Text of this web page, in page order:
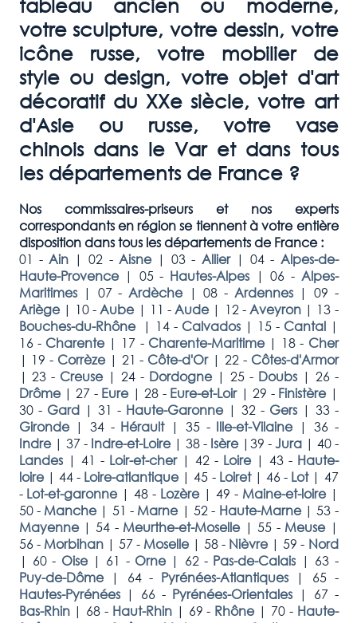
votre sculpture, votre dessin, votre
icône russe, votre mobilier de
style ou design, votre objet d'art
décoratif du XXe siècle, votre art
d'Asie ou russe, votre vase
chinois dans le Var et dans tous
les départements de France ?
Nos commissaires-priseurs et nos experts
correspondants en région se tiennent à votre entière
disposition dans tous les départements de France :
01 - Ain| 02 - Aisne| 03 - Allier| 04 - Alpes-de-
Haute-Provence | 05 - Hautes-Alpes |06 - Alpes-
Maritimes | 07 -Ardèche |08 - Ardennes | 09 -
Ariège | 10 -Aube | 11 -Aude | 12 -Aveyron | 13 -
Bouches-du-Rhône
| 14 - Calvados | 15 - Cantal |
16 - Charente | 17 - Charente-Maritime | 18 - Cher
| 19 - Corrèze | 21 - Côte-d'Or | 22 - Côtes-d'Armor
|23 - Creuse |24 - Dordogne | 25 - Doubs | 26 -
Drôme |27 - Eure |28 - Eure-et-Loir |29 - Finistère |
30 - Gard | 31 - Haute-Garonne | 32 - Gers | 33 -
Gironde | 34 - Hérault | 35 - Ille-et-Vilaine | 36 -
Indre | 37 - Indre-et-Loire | 38 - Isère | 39 -Jura | 40 -
Landes | 41 - Loir-et-cher | 42 - Loire | 43 - Haute-
loire | 44 - Loire-atlantique |45 - Loiret |46 - Lot | 47
- Lot-et-garonne | 48 - Lozère | 49 - Maine-et-loire |
50 - Manche | 51 - Marne | 52 - Haute-Marne |53 -
Mayenne |54 - Meurthe-et-Moselle |55 - Meuse |
56 - Morbihan | 57 - Moselle | 58 - Nièvre |59 - Nord
| 60 - Oise | 61 - Orne | 62 - Pas-de-Calais | 63 -
Puy-de-Dôme
| 64 - Pyrénées-Atlantiques |
65 -
Hautes-Pyrénées | 66 - Pyrénées-Orientales | 67 -
Bas-Rhin | 68 - Haut-Rhin | 69 - Rhône | 70 - Haute-